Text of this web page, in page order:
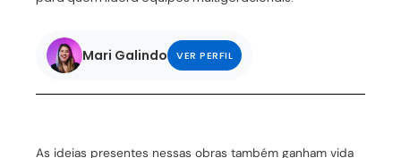
Mari Galindo VER PERFIL
As ideias presentes nessas obras também ganham vida